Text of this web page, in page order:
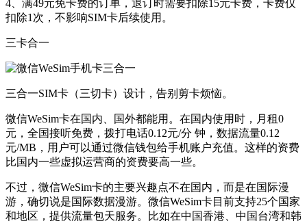
4、满49元免卡费的订单，退订时需要扣除15元卡费，卡费仅
扣除1次，不影响SIM卡后续使用。
三卡合一
三合一SIM卡（三切卡）设计，告别剪卡烦恼。
微信WeSim卡在国内、国外都能用。在国内使用时，月租0
元，全国接听免费，拨打电话0.12元/分 钟，数据流量0.12
元/MB，用户可以通过微信钱包给手机账户充值。这样的资费
比国内一些虚拟运营商的资费要高一些。
不过，微信WeSim卡的主要兴趣点不在国内，而是在国际漫
游，确切说是国际数据漫游。微信WeSim卡目前支持25个国家
和地区，提供流量包天服务。比如在中国香港、中国台湾和韩